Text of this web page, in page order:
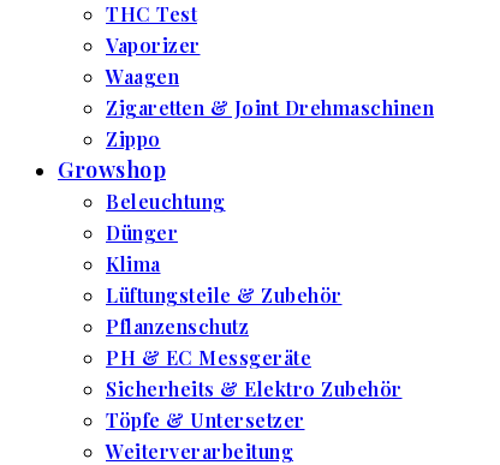
THC Test
Vaporizer
Waagen
Zigaretten & Joint Drehmaschinen
Zippo
Growshop
Beleuchtung
Dünger
Klima
Lüftungsteile & Zubehör
Pflanzenschutz
PH & EC Messgeräte
Sicherheits & Elektro Zubehör
Töpfe & Untersetzer
Weiterverarbeitung